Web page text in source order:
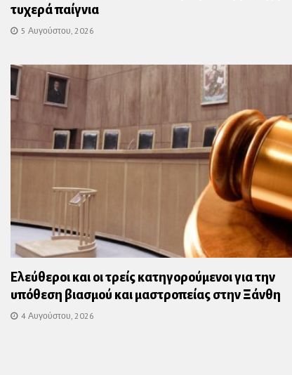
τυχερά παίγνια
5 Αυγούστου, 2026
Ελεύθεροι και οι τρείς κατηγορούμενοι για την
υπόθεση βιασμού και μαστροπείας στην Ξάνθη
4 Αυγούστου, 2026